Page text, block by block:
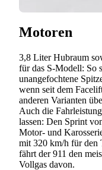
Motoren
3,8 Liter Hubraum
für das S-Modell: So
unangefochtene
wenn seit dem
anderen Varianten
Auch die
lassen: Den Sprint
Motor- und
mit 320 km/h für den
fährt der 911 den
Vollgas davon.